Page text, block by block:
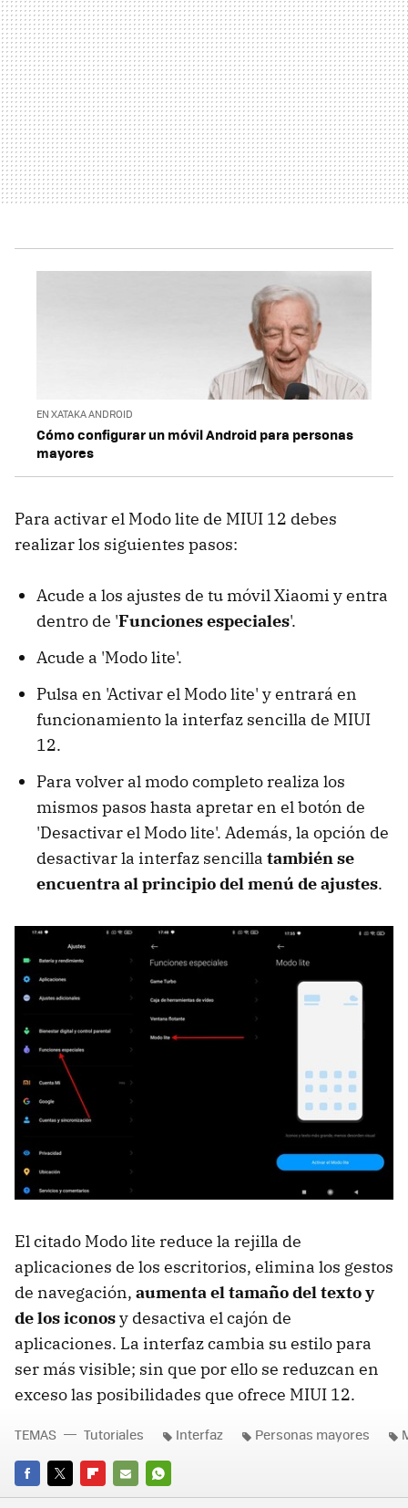
EN XATAKA ANDROID
Cómo configurar un móvil Android para personas
mayores
Para activar el Modo lite de MIUI 12 debes
realizar los siguientes pasos:
Acude a los ajustes de tu móvil Xiaomi y entra
dentro de 'Funciones especiales'.
Acude a 'Modo lite'.
Pulsa en 'Activar el Modo lite' y entrará en
funcionamiento la interfaz sencilla de MIUI
12.
Para volver al modo completo realiza los
mismos pasos hasta apretar en el botón de
'Desactivar el Modo lite'. Además, la opción de
desactivar la interfaz sencilla también se
encuentra al principio del menú de ajustes.
El citado Modo lite reduce la rejilla de
aplicaciones de los escritorios, elimina los gestos
de navegación, aumenta el tamaño del texto y
de los iconosy desactiva el cajón de
aplicaciones. La interfaz cambia su estilo para
ser más visible; sin que por ello se reduzcan en
exceso las posibilidades que ofrece MIUI 12.
FACEBOOK
TWITTERFLIPBOARD
E-
WHATSAPP
TEMAS Tutoriales Interfaz Personas mayores